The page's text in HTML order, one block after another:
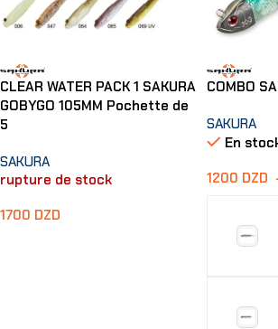
CLEAR WATER PACK 1 SAKURA
GOBYGO 105MM Pochette de
5
SAKURA
rupture de stock
1700 DZD
COMBO
SAKURA
En
1200 DZD